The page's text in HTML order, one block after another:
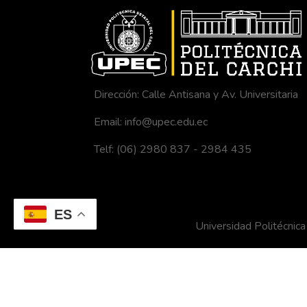
ES
Dirección: Calle Antisana y Av. Universitaria
Email: info@upec.edu.ec
Telf: (06) 2980 837 - 2984 435
Universidad